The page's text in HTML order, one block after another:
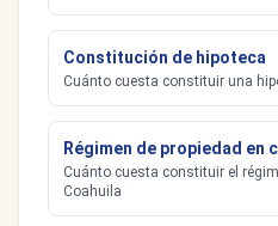
Constitución de hipoteca
Cuánto cuesta constituir una
Régimen de propiedad en
Cuánto cuesta constituir el
Coahuila